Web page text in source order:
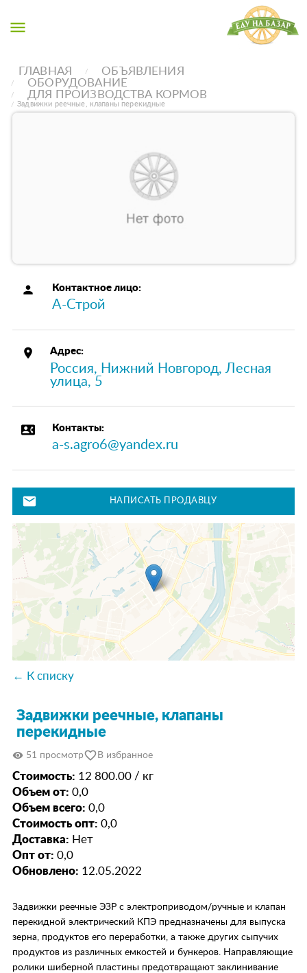
menu
ГЛАВНАЯ
ОБЪЯВЛЕНИЯ
ОБОРУДОВАНИЕ
ДЛЯ ПРОИЗВОДСТВА КОРМОВ
Задвижки реечные, клапаны перекидные
person Контактное лицо:
А-Строй
place Адрес:
Россия, Нижний Новгород, Лесная
улица, 5
contact_phone Контакты:
a-s.agro6@yandex.ru
mail НАПИСАТЬ ПРОДАВЦУ
← К списку
Задвижки реечные, клапаны
перекидные
visibility 51 просмотрfavorite_border В избранное
Стоимость: 12 800.00 / кг
Объем от: 0,0
Объем всего: 0,0
Стоимость опт: 0,0
Доставка: Нет
Опт от: 0,0
Обновлено: 12.05.2022
Задвижки реечные ЭЗР с электроприводом/ручные и клапан
перекидной электрический КПЭ предназначены для выпуска
зерна, продуктов его переработки, а также других сыпучих
продуктов из различных емкостей и бункеров. Направляющие
ролики шиберной пластины предотвращают заклинивание